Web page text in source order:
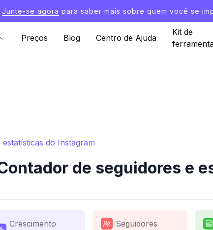
Junte-se agora para saber mais sobre quem você se
Preços Blog Centro de Ajuda
Kit de
do Instagram
de seguidores e
Crescimento
Seguidores